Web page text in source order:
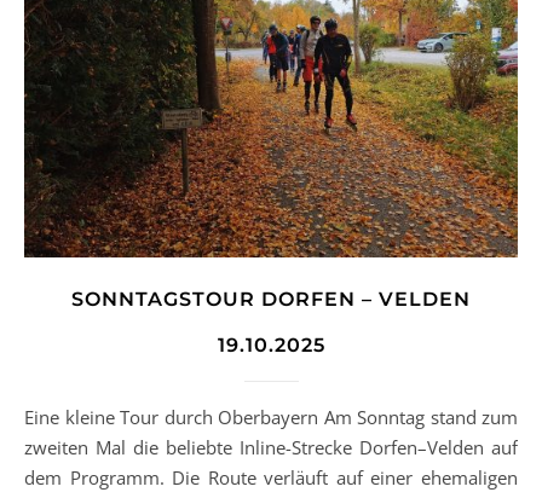
SONNTAGSTOUR DORFEN – VELDEN
19.10.2025
Eine kleine Tour durch Oberbayern Am Sonntag stand zum
zweiten Mal die beliebte Inline-Strecke Dorfen–Velden auf
dem Programm. Die Route verläuft auf einer ehemaligen